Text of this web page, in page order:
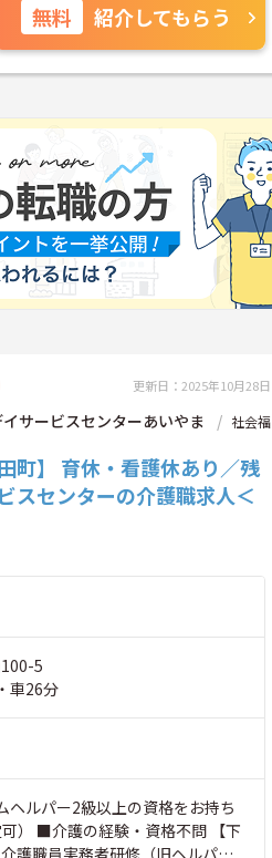
無料 紹介してもらう
更新日：2025年10月28日
サービスセンターあいやま
社会福
町】 育休・看護休あり／残
スセンターの介護職求人＜
5
車26分
ルパー2級以上の資格をお持ち
） ■介護の経験・資格不問 【下
護職員実務者研修（旧ヘルパー1